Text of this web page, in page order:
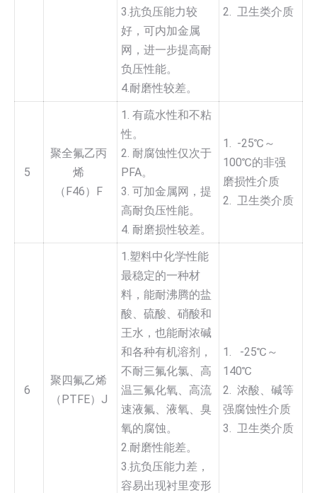
3.抗负压能力较
好，可内加金属
网，进一步提高耐
负压性能。
4.耐磨性较差。
2. 卫生类介质
5
聚全氟乙丙
烯
（F46）F
1. 有疏水性和不粘
性。
2. 耐腐蚀性仅次于
PFA。
3. 可加金属网，提
高耐负压性能。
4. 耐磨损性较差。
1. -25℃～
100℃的非强
磨损性介质
2. 卫生类介质
6
聚四氟乙烯
（PTFE）J
1.塑料中化学性能
最稳定的一种材
料，能耐沸腾的盐
酸、硫酸、硝酸和
王水，也能耐浓碱
和各种有机溶剂，
不耐三氟化氯、高
温三氟化氧、高流
速液氟、液氧、臭
氧的腐蚀。
2.耐磨性能差。
3.抗负压能力差，
容易出现衬里变形
1. -25℃～
140℃
2. 浓酸、碱等
强腐蚀性介质
3. 卫生类介质